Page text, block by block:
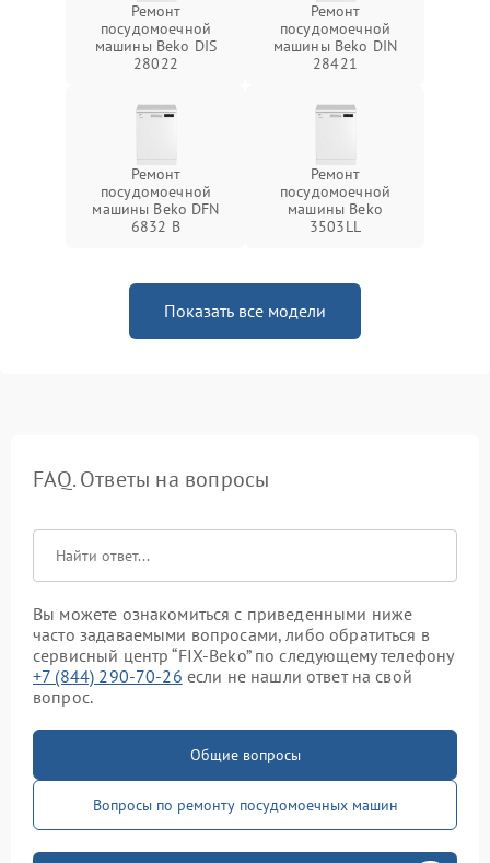
Ремонт
посудомоечной
машины Beko DIS
28022
Ремонт
посудомоечной
машины Beko DIN
28421
Ремонт
посудомоечной
машины Beko DFN
6832 B
Ремонт
посудомоечной
машины Beko
3503LL
Показать все модели
FAQ. Ответы на вопросы
Вы можете ознакомиться с приведенными ниже
часто задаваемыми вопросами, либо обратиться в
сервисный центр “FIX-Beko” по следующему телефону
+7 (844) 290-70-26 если не нашли ответ на свой
вопрос.
Общие вопросы
Вопросы по ремонту посудомоечных машин